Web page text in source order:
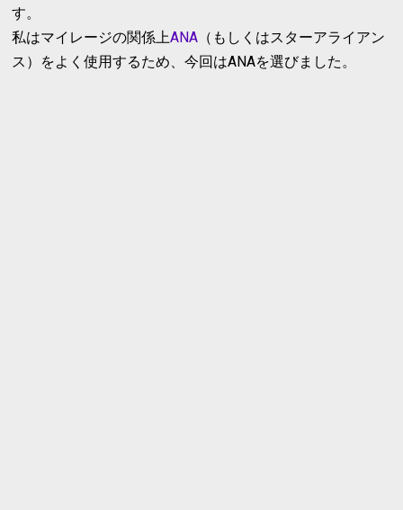
す。
私はマイレージの関係上ANA （もしくはスターアライアン
ス）をよく使用するため、今回はANAを選びました。